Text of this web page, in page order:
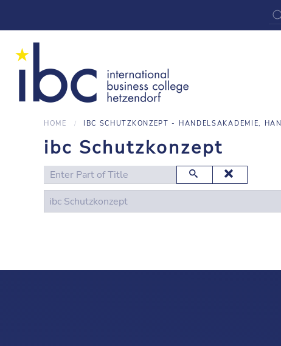
HOME IBC SCHUTZKONZEPT - HANDELSAKADEMIE,
ibc Schutzkonzept
Enter Part of Title
ibc Schutzkonzept